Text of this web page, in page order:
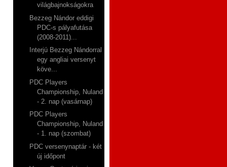
világbajnokságokra
Bezzeg Nándor eddigi
PDC-s pályafutása
(2008-2011)...
Interjú Bezzeg Nándorral
egy angliai versenyt
köve...
PDC Players
Championship, Nuland
- 2. nap (vasárnap)
PDC Players
Championship, Nuland
- 1. nap (szombat)
PDC versenynaptár - két
új időpont